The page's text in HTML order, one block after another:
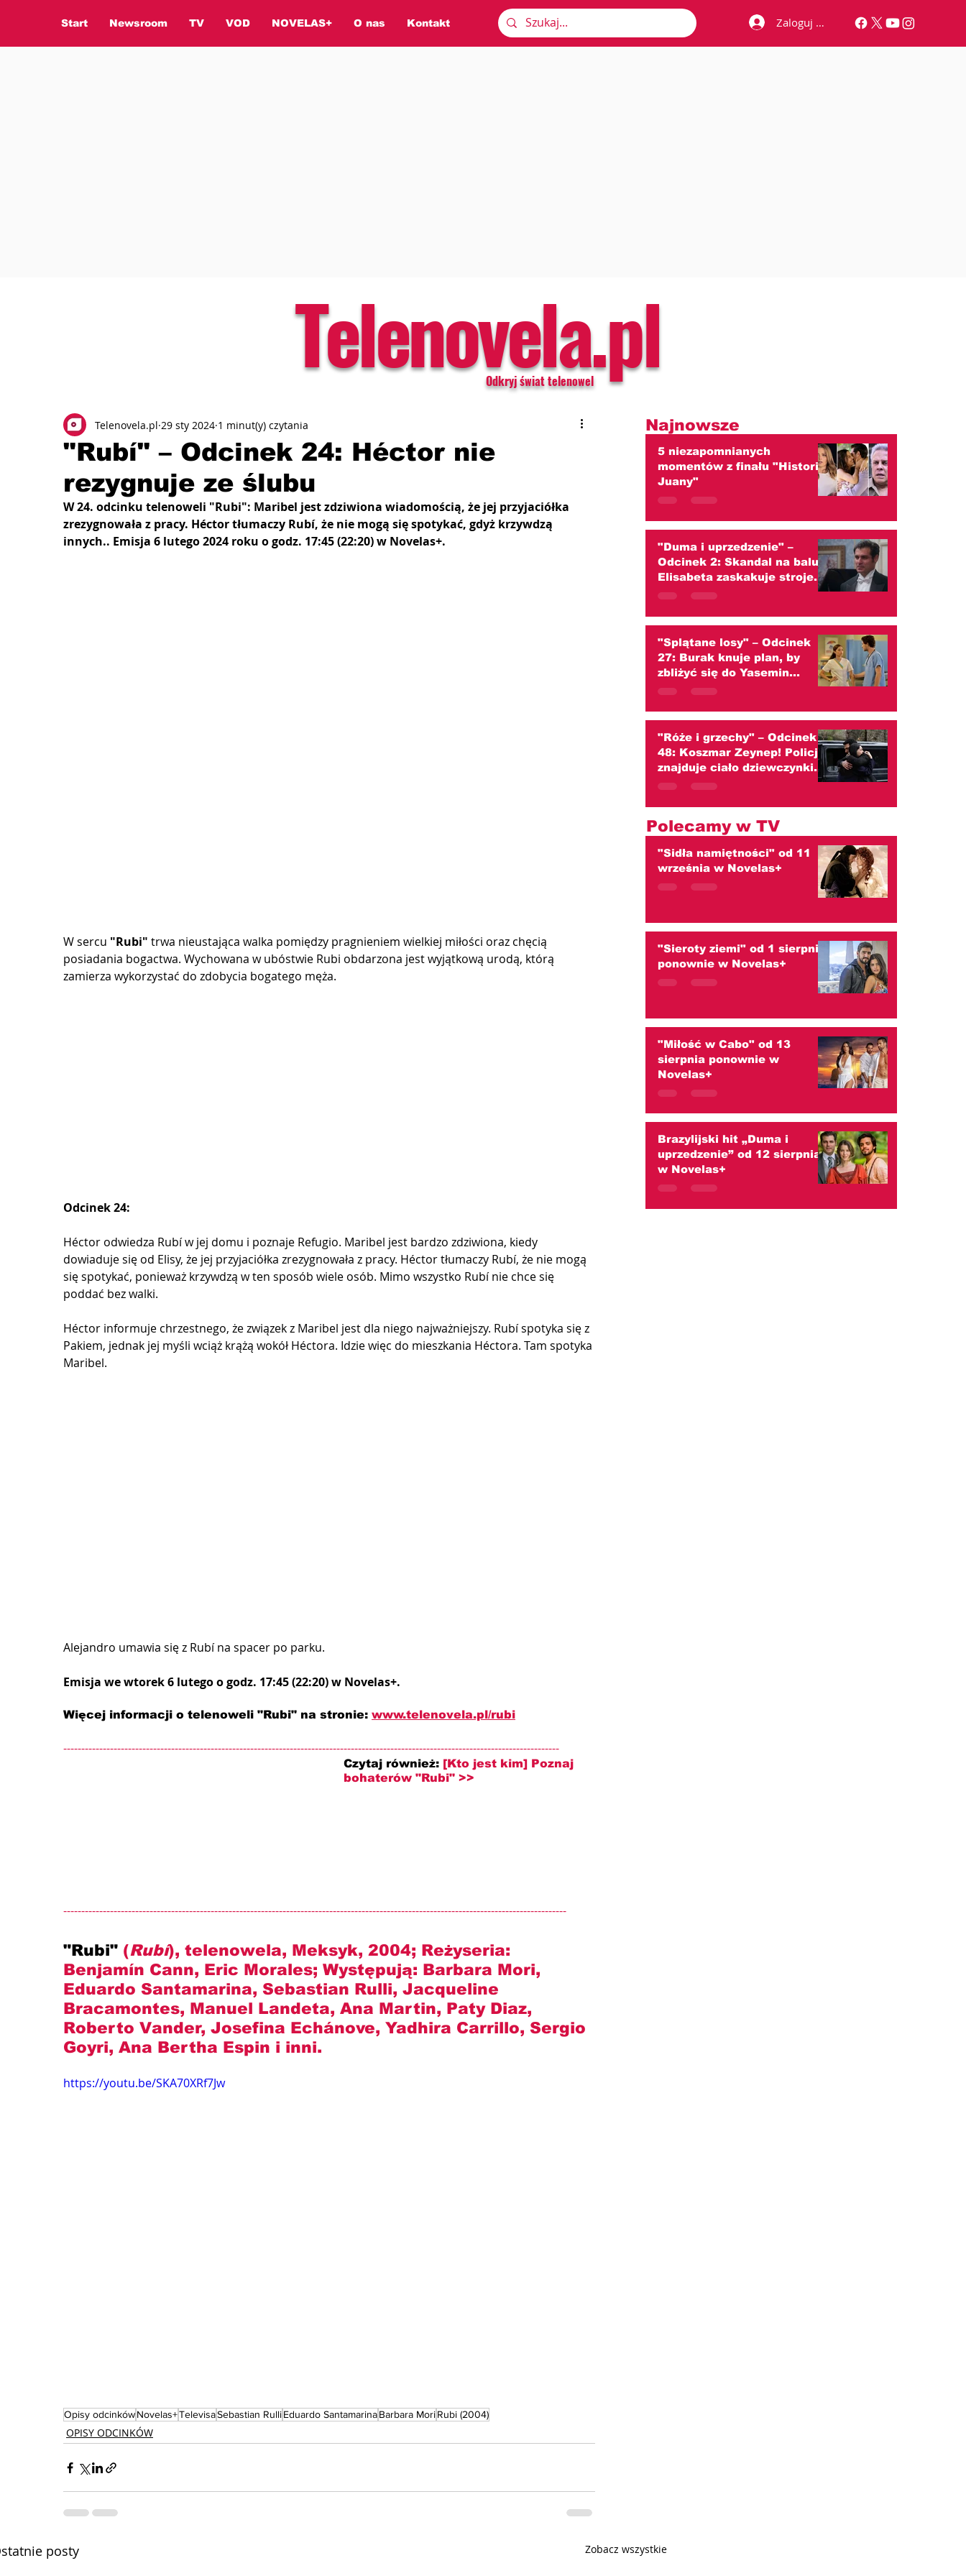
Start Newsroom TV VOD NOVELAS+ O nas Kontakt Zaloguj się
Telenovela.pl
Odkryj świat telenowel
"Rubí" – Odcinek 24: Héctor nie
rezygnuje ze ślubu
Telenovela.pl 29 sty 2024 1 minut(y) czytania
W 24. odcinku telenoweli "Rubi": Maribel jest zdziwiona wiadomością, że jej przyjaciółka
zrezygnowała z pracy. Héctor tłumaczy Rubí, że nie mogą się spotykać, gdyż krzywdzą
innych.. Emisja 6 lutego 2024 roku o godz. 17:45 (22:20) w Novelas+.
W sercu "Rubi" trwa nieustająca walka pomiędzy pragnieniem wielkiej miłości oraz chęcią
posiadania bogactwa. Wychowana w ubóstwie Rubi obdarzona jest wyjątkową urodą, którą
zamierza wykorzystać do zdobycia bogatego męża.
Odcinek 24:
Héctor odwiedza Rubí w jej domu i poznaje Refugio. Maribel jest bardzo zdziwiona, kiedy
dowiaduje się od Elisy, że jej przyjaciółka zrezygnowała z pracy. Héctor tłumaczy Rubí, że nie mogą
się spotykać, ponieważ krzywdzą w ten sposób wiele osób. Mimo wszystko Rubí nie chce się
poddać bez walki.
Héctor informuje chrzestnego, że związek z Maribel jest dla niego najważniejszy. Rubí spotyka się z
Pakiem, jednak jej myśli wciąż krążą wokół Héctora. Idzie więc do mieszkania Héctora. Tam spotyka
Maribel.
Alejandro umawia się z Rubí na spacer po parku.
Emisja we wtorek 6 lutego o godz. 17:45 (22:20) w Novelas+.
Więcej informacji o telenoweli "Rubi" na stronie: www.telenovela.pl/rubi
------------------------------------------------------------------------------------------------------------------------------------------
Czytaj również: [Kto jest kim] Poznaj
bohaterów "Rubi" >>
--------------------------------------------------------------------------------------------------------------------------------------------
"Rubi" (Rubí), telenowela, Meksyk, 2004; Reżyseria:
Benjamín Cann, Eric Morales; Występują: Barbara Mori,
Eduardo Santamarina, Sebastian Rulli, Jacqueline
Bracamontes, Manuel Landeta, Ana Martin, Paty Diaz,
Roberto Vander, Josefina Echánove, Yadhira Carrillo, Sergio
Goyri, Ana Bertha Espin i inni.
https://youtu.be/SKA70XRf7Jw
Opisy odcinkówNovelas+TelevisaSebastian RulliEduardo SantamarinaBarbara MoriRubi (2004)
OPISY ODCINKÓW
posty Zobacz wszystkie
Najnowsze
5 niezapomnianych
momentów z finału "Historii
Juany"
"Duma i uprzedzenie" –
Odcinek 2: Skandal na balu!
Elisabeta zaskakuje strojem
i ściera się z Darcym
"Splątane losy" – Odcinek
27: Burak knuje plan, by
zbliżyć się do Yasemin
(streszczenie)
"Róże i grzechy" – Odcinek
48: Koszmar Zeynep! Policja
znajduje ciało dziewczynki.
Czy to Kader? (streszczenie)
Polecamy w TV
"Sidła namiętności" od 11
września w Novelas+
"Sieroty ziemi" od 1 sierpnia
ponownie w Novelas+
"Miłość w Cabo" od 13
sierpnia ponownie w
Novelas+
Brazylijski hit „Duma i
uprzedzenie” od 12 sierpnia
w Novelas+